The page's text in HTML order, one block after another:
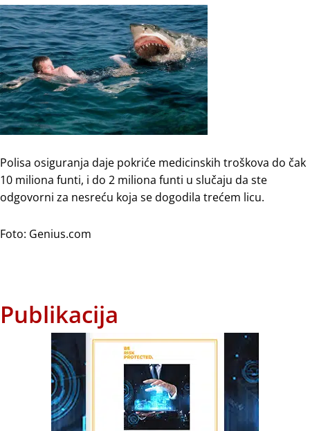
Polisa osiguranja daje pokriće medicinskih troškova do čak
10 miliona funti, i do 2 miliona funti u slučaju da ste
odgovorni za nesreću koja se dogodila trećem licu.
Foto: Genius.com
Publikacija